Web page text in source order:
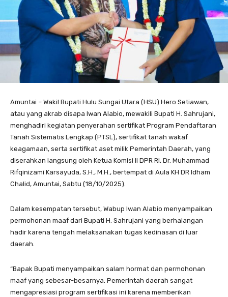
Amuntai – Wakil Bupati Hulu Sungai Utara (HSU) Hero Setiawan,
atau yang akrab disapa Iwan Alabio, mewakili Bupati H. Sahrujani,
menghadiri kegiatan penyerahan sertifikat Program Pendaftaran
Tanah Sistematis Lengkap (PTSL), sertifikat tanah wakaf
keagamaan, serta sertifikat aset milik Pemerintah Daerah, yang
diserahkan langsung oleh Ketua Komisi II DPR RI, Dr. Muhammad
Rifqinizami Karsayuda, S.H., M.H., bertempat di Aula KH DR Idham
Chalid, Amuntai, Sabtu (18/10/2025).
Dalam kesempatan tersebut, Wabup Iwan Alabio menyampaikan
permohonan maaf dari Bupati H. Sahrujani yang berhalangan
hadir karena tengah melaksanakan tugas kedinasan di luar
daerah.
“Bapak Bupati menyampaikan salam hormat dan permohonan
maaf yang sebesar-besarnya. Pemerintah daerah sangat
mengapresiasi program sertifikasi ini karena memberikan